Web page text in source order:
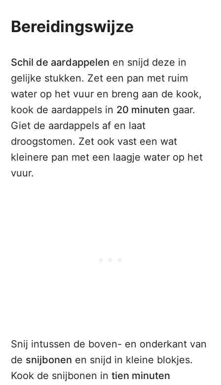
Bereidingswijze
Schil de aardappelen en snijd deze in
gelijke stukken. Zet een pan met ruim
water op het vuur en breng aan de kook,
kook de aardappels in 20 minuten gaar.
Giet de aardappels af en laat
droogstomen. Zet ook vast een wat
kleinere pan met een laagje water op het
vuur.
Snij intussen de boven- en onderkant van
de snijbonen en snijd in kleine blokjes.
Kook de snijbonen intien minuten